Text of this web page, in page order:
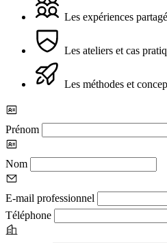
Les expériences
Les ateliers et cas
Les méthodes et
Prénom
Nom
E-mail professionnel
Téléphone